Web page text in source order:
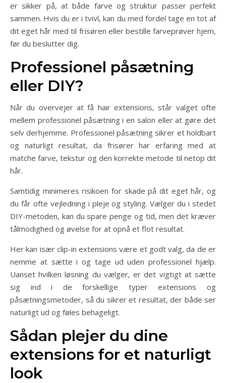
er sikker på, at både farve og struktur passer perfekt
sammen. Hvis du er i tvivl, kan du med fordel tage en tot af
dit eget hår med til frisøren eller bestille farveprøver hjem,
før du beslutter dig.
Professionel påsætning
eller DIY?
Når du overvejer at få hair extensions, står valget ofte
mellem professionel påsætning i en salon eller at gøre det
selv derhjemme. Professionel påsætning sikrer et holdbart
og naturligt resultat, da frisører har erfaring med at
matche farve, tekstur og den korrekte metode til netop dit
hår.
Samtidig minimeres risikoen for skade på dit eget hår, og
du får ofte vejledning i pleje og styling. Vælger du i stedet
DIY-metoden, kan du spare penge og tid, men det kræver
tålmodighed og øvelse for at opnå et flot resultat.
Her kan især clip-in extensions være et godt valg, da de er
nemme at sætte i og tage ud uden professionel hjælp.
Uanset hvilken løsning du vælger, er det vigtigt at sætte
sig ind i de forskellige typer extensions og
påsætningsmetoder, så du sikrer et resultat, der både ser
naturligt ud og føles behageligt.
Sådan plejer du dine
extensions for et naturligt
look